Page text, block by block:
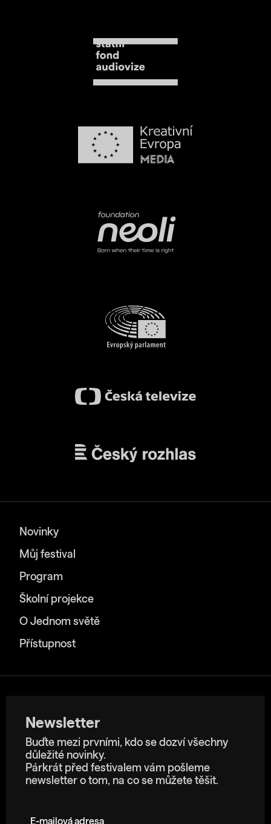
Novinky
Můj festival
Program
Školní projekce
O Jednom světě
Přístupnost
Newsletter
Buďte mezi prvními, kdo se dozví všechny
důležité novinky.
Párkrát před festivalem vám pošleme
newsletter o tom, na co se můžete těšit.